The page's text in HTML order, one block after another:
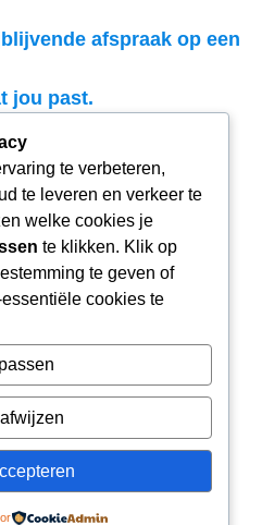
afspraak op een
jou past.
te verbeteren,
te leveren en verkeer te
welke cookies je
te klikken. Klik op
te geven of
cookies te